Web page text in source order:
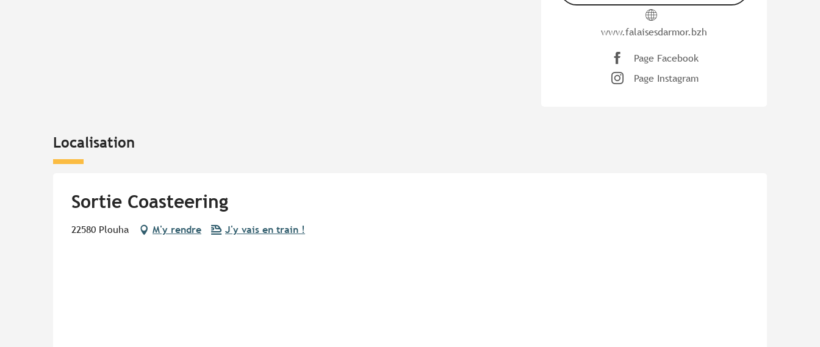
www.falaisesdarmor.bzh
Page Facebook
Page Instagram
Localisation
Sortie Coasteering
22580 Plouha M'y rendre J'y vais en train !